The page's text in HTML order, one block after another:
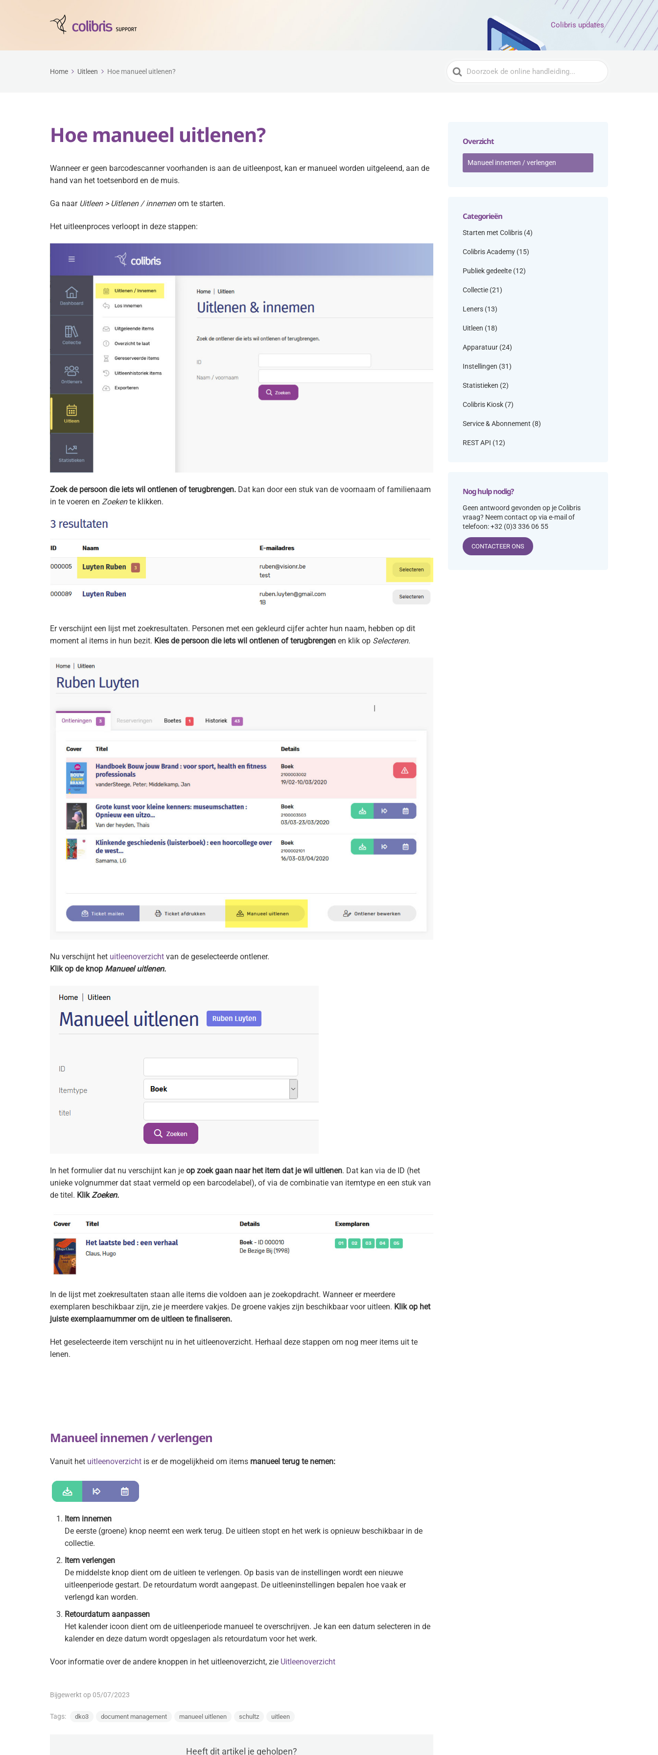
Colibris updates
Home Uitleen Hoe manueel uitlenen?
Zoeken
naar
Hoe manueel uitlenen?
Wanneer er geen barcodescanner voorhanden is aan de uitleenpost, kan er manueel worden uitgeleend, aan de
hand van het toetsenbord en de muis.
Ga naar Uitleen > Uitlenen / innemenom te starten.
Het uitleenproces verloopt in deze stappen:
Zoek de persoon die iets wil ontlenen of terugbrengen. Dat kan door een stuk van de voornaam of familienaam
in te voeren en Zoekente klikken.
Er verschijnt een lijst met zoekresultaten. Personen met een gekleurd cijfer achter hun naam, hebben op dit
moment al items in hun bezit. Kies de persoon die iets wil ontlenen of terugbrengen en klik op Selecteren.
Nu verschijnt het uitleenoverzicht van de geselecteerde ontlener.
Klik op de knop Manueel uitlenen.
In het formulier dat nu verschijnt kan je op zoek gaan naar het item dat je wil uitlenen. Dat kan via de ID (het
unieke volgnummer dat staat vermeld op een barcodelabel), of via de combinatie van itemtype en een stuk van
de titel. KlikZoeken.
In de lijst met zoekresultaten staan alle items die voldoen aan je zoekopdracht. Wanneer er meerdere
exemplaren beschikbaar zijn, zie je meerdere vakjes. De groene vakjes zijn beschikbaar voor uitleen. Klik op het
juiste exemplaarnummer om de uitleen te finaliseren.
Het geselecteerde item verschijnt nu in het uitleenoverzicht. Herhaal deze stappen om nog meer items uit te
lenen.
Manueel innemen / verlengen
Vanuit het uitleenoverzicht is er de mogelijkheid om items manueel terug te nemen:
Item innemen
De eerste (groene) knop neemt een werk terug. De uitleen stopt en het werk is opnieuw beschikbaar in de
collectie.
Item verlengen
De middelste knop dient om de uitleen te verlengen. Op basis van de instellingen wordt een nieuwe
uitleenperiode gestart. De retourdatum wordt aangepast. De uitleeninstellingen bepalen hoe vaak er
verlengd kan worden.
Retourdatum aanpassen
Het kalender icoon dient om de uitleenperiode manueel te overschrijven. Je kan een datum selecteren in de
kalender en deze datum wordt opgeslagen als retourdatum voor het werk.
Voor informatie over de andere knoppen in het uitleenoverzicht, zie Uitleenoverzicht
Bijgewerkt op 05/07/2023
Tags: dko3 document management manueel uitlenen schultz uitleen
Heeft dit artikel je geholpen?
Overzicht
Manueel innemen / verlengen
Categorieën
Starten met Colibris (4)
Colibris Academy (15)
Publiek gedeelte (12)
Collectie (21)
Leners (13)
Uitleen (18)
Apparatuur (24)
Instellingen (31)
Statistieken (2)
Colibris Kiosk (7)
Service & Abonnement (8)
REST API (12)
Nog hulp nodig?
Geen antwoord gevonden op je Colibris
vraag? Neem contact op via e-mail of
telefoon: +32 (0)3 336 06 55
CONTACTEER ONS